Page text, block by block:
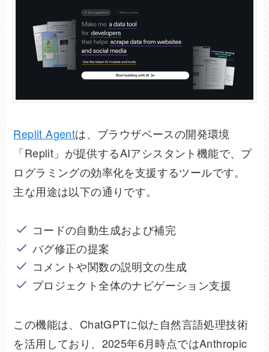
Replit Agentは、ブラウザベースの開発環境
「Replit」が提供するAIアシスタント機能で、プ
ログラミングの効率化を支援するツールです。
主な用途は以下の通りです。
コードの自動生成および補完
バグ修正の提案
コメントや関数の説明文の生成
プロジェクト全体のナビゲーション支援
この機能は、ChatGPTに似た自然言語処理技術
を活用しており、2025年6月時点ではAnthropic